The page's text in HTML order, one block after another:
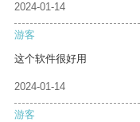
2024-01-14
游客
这个软件很好用
2024-01-14
游客